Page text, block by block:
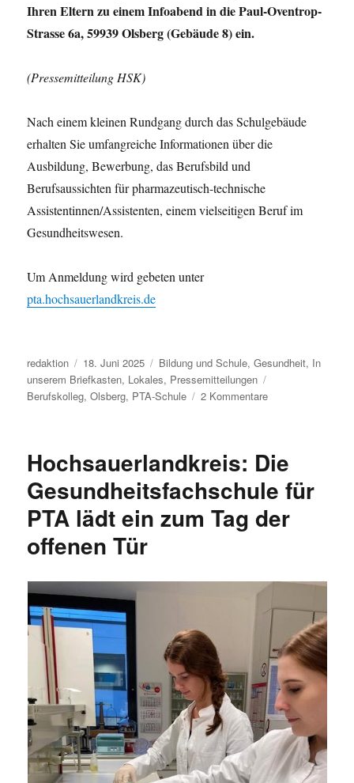
Ihren Eltern zu einem Infoabend in die Paul-Oventrop-
Strasse 6a, 59939 Olsberg (Gebäude 8) ein.
(Pressemitteilung HSK)
Nach einem kleinen Rundgang durch das Schulgebäude
erhalten Sie umfangreiche Informationen über die
Ausbildung, Bewerbung, das Berufsbild und
Berufsaussichten für pharmazeutisch-technische
Assistentinnen/Assistenten, einem vielseitigen Beruf im
Gesundheitswesen.
Um Anmeldung wird gebeten unter
pta.hochsauerlandkreis.de
Autor
redaktion
Veröffentlicht
am
18. Juni 2025 Kategorien
Bildung und Schule,Gesundheit, In
unserem Briefkasten, Lokales, Pressemitteilungen
Berufskolleg,Olsberg, PTA-Schule 2 Kommentarezu
Apotheke?
an
der
in
Hochsauerlandkreis: Die
Gesundheitsfachschule für
PTA lädt ein zum Tag der
offenen Tür